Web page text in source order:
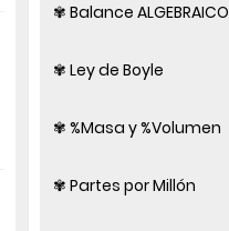
✾ Balance ALGEBRAICO
✾ Ley de Boyle
✾ %Masa y %Volumen
✾ Partes por Millón